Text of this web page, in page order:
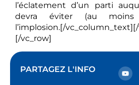
l’éclatement d’un parti
devra éviter (au moins
l’implosion.[/
[/vc_row]
PARTAGEZ L'INFO